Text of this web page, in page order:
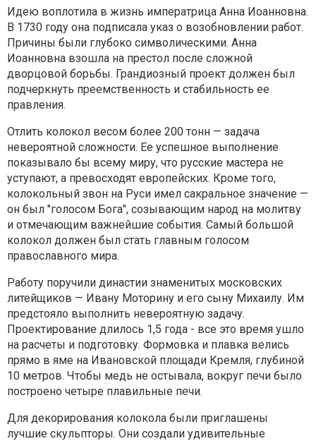
Идею воплотила в жизнь императрица Анна Иоанновна.
В 1730 году она подписала указ о возобновлении работ.
Причины были глубоко символическими. Анна
Иоанновна взошла на престол после сложной
дворцовой борьбы. Грандиозный проект должен был
подчеркнуть преемственность и стабильность ее
правления.
Отлить колокол весом более 200 тонн — задача
невероятной сложности. Ее успешное выполнение
показывало бы всему миру, что русские мастера не
уступают, а превосходят европейских. Кроме того,
колокольный звон на Руси имел сакральное значение —
он был "голосом Бога", созывающим народ на молитву
и отмечающим важнейшие события. Самый большой
колокол должен был стать главным голосом
православного мира.
Работу поручили династии знаменитых московских
литейщиков — Ивану Моторину и его сыну Михаилу. Им
предстояло выполнить невероятную задачу.
Проектирование длилось 1,5 года - все это время ушло
на расчеты и подготовку. Формовка и плавка велись
прямо в яме на Ивановской площади Кремля, глубиной
10 метров. Чтобы медь не остывала, вокруг печи было
построено четыре плавильные печи.
Для декорирования колокола были приглашены
лучшие скульпторы. Они создали удивительные